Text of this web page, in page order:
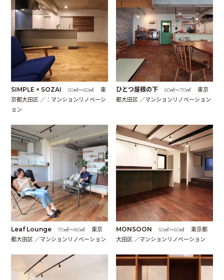
SIMPLE × SOZAI 50㎡〜60㎡
東
京都大田区 ／：マンションリノベーシ
ョン
ひとつ屋根の下 60㎡〜70㎡
東京
都大田区 ／マンションリノベーション
Leaf Lounge 70㎡〜80㎡
東京
都大田区 ／マンションリノベーション
MONSOON 50㎡〜60㎡
東京都
大田区 ／マンションリノベーション